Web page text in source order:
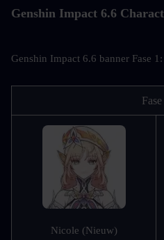
Genshin Impact 6.6
Genshin Impact 6.6 banner Fase
Fase
Nicole (Nieuw)